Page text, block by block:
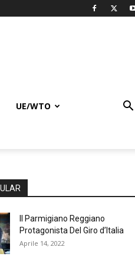
UE/WTO
Il Parmigiano Reggiano
Protagonista Del Giro d’Italia
Aprile 14, 2022